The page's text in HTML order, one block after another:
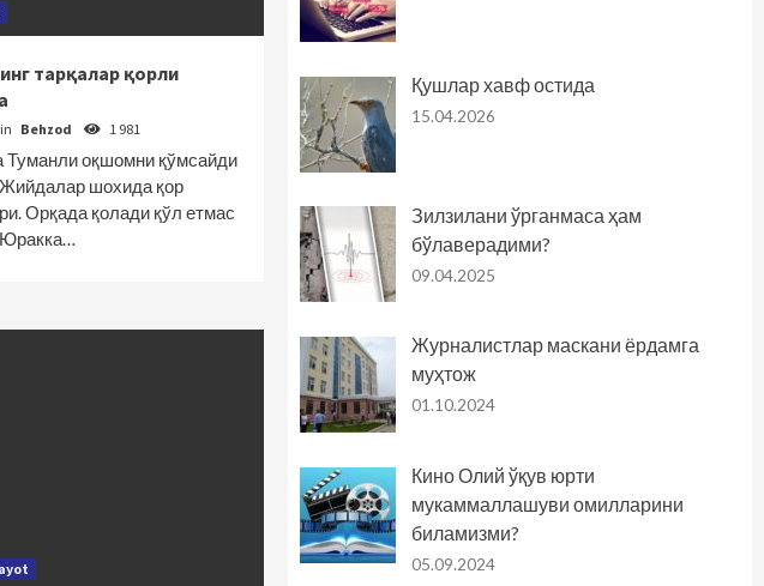
тарқалар қорли
Behzod 1 981
Туманли оқшомни қўмсайди
шохида қор
Орқада қолади қўл етмас
Қушлар хавф остида
15.04.2026
Зилзилани ўрганмаса ҳам
бўлаверадими?
09.04.2025
Журналистлар маскани ёрдамга
муҳтож
01.10.2024
Кино Олий ўқув юрти
мукаммаллашуви омилларини
биламизми?
05.09.2024